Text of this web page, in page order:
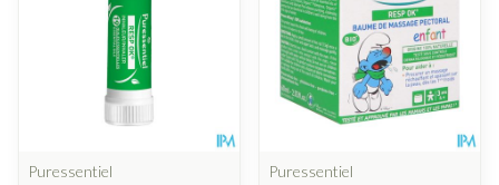
Puressentiel
Puressentiel